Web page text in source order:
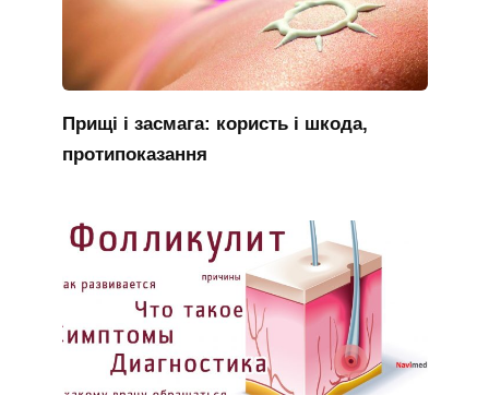
Прищі і засмага: користь і шкода,
протипоказання